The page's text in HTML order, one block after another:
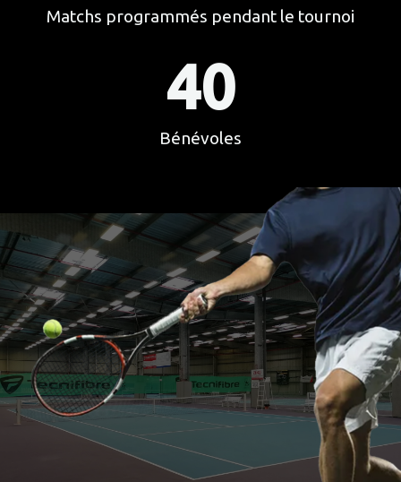
Matchs programmés pendant le tournoi
40
Bénévoles